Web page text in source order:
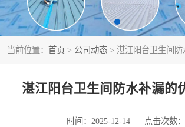
当前位置： 首页 > 公司动态 > 湛江阳台卫生间
湛江阳台卫生间防水补漏的
时间：2025-12-14 点击次数
金属房搭建及补漏